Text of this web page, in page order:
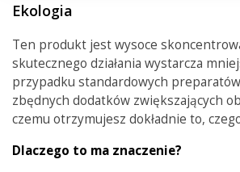
Ekologia
Ten produkt jest wysoce
skutecznego działania wystarcza
przypadku standardowych
zbędnych dodatków zwiększających
czemu otrzymujesz dokładnie to,
Dlaczego to ma znaczenie?